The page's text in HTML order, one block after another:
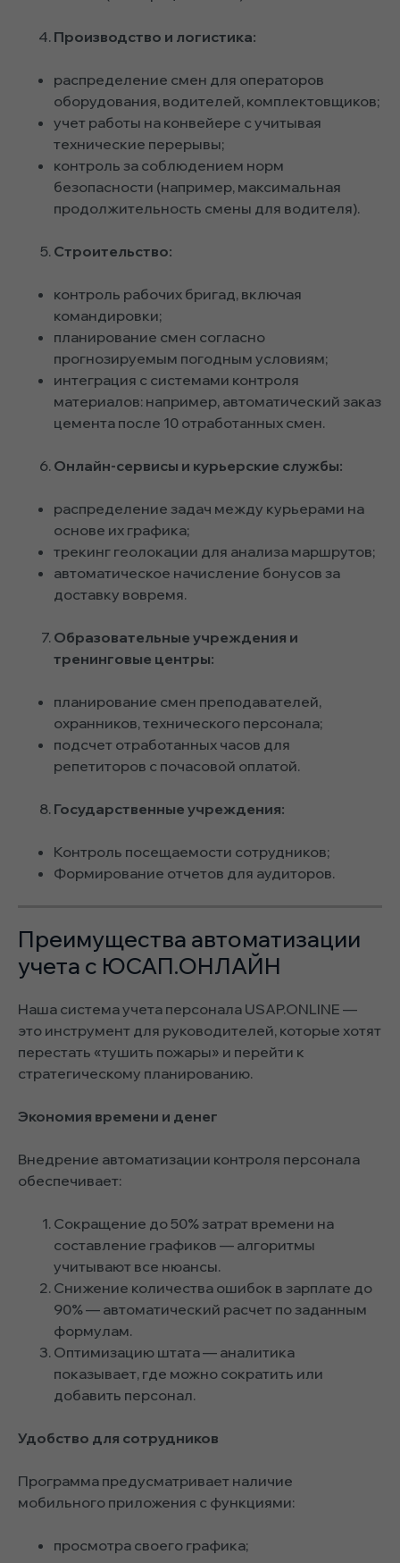
Производство и логистика:
распределение смен для операторов
оборудования, водителей, комплектовщиков;
учет работы на конвейере с учитывая
технические перерывы;
контроль за соблюдением норм
безопасности (например, максимальная
продолжительность смены для водителя).
Строительство:
контроль рабочих бригад, включая
командировки;
планирование смен согласно
прогнозируемым погодным условиям;
интеграция с системами контроля
материалов: например, автоматический заказ
цемента после 10 отработанных смен.
Онлайн-сервисы и курьерские службы:
распределение задач между курьерами на
основе их графика;
трекинг геолокации для анализа маршрутов;
автоматическое начисление бонусов за
доставку вовремя.
Образовательные учреждения и
тренинговые центры:
планирование смен преподавателей,
охранников, технического персонала;
подсчет отработанных часов для
репетиторов с почасовой оплатой.
Государственные учреждения:
Контроль посещаемости сотрудников;
Формирование отчетов для аудиторов.
Преимущества автоматизации
учета с ЮСАП.ОНЛАЙН
Наша система учета персонала USAP.ONLINE —
это инструмент для руководителей, которые хотят
перестать «тушить пожары» и перейти к
стратегическому планированию.
Экономия времени и денег
Внедрение автоматизации контроля персонала
обеспечивает:
Сокращение до 50% затрат времени на
составление графиков — алгоритмы
учитывают все нюансы.
Снижение количества ошибок в зарплате до
90% — автоматический расчет по заданным
формулам.
Оптимизацию штата — аналитика
показывает, где можно сократить или
добавить персонал.
Удобство для сотрудников
Программа предусматривает наличие
мобильного приложения с функциями:
просмотра своего графика;